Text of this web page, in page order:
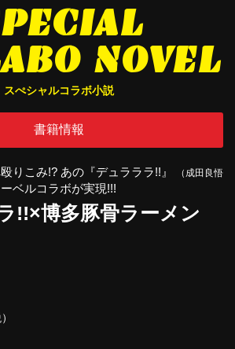
NOVEL
スぺシャルコラボ小説
書籍情報
りこみ!? あの『デュラララ!!』
（成田良悟
ベルコラボが実現!!!
!!×博多豚骨ラーメン